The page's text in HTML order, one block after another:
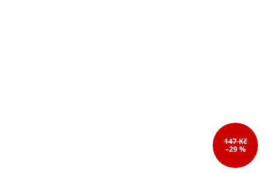
147 Kč
–29 %